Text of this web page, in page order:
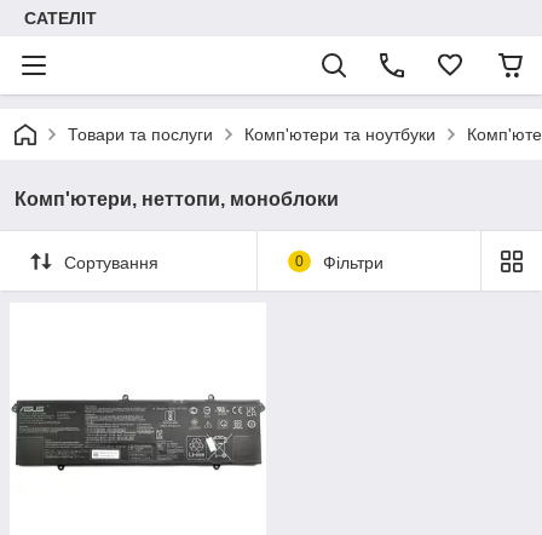
САТЕЛІТ
Товари та послуги Комп'ютери та ноутбуки
Комп'ютери, неттопи, моноблоки
Сортування 0 Фільтри